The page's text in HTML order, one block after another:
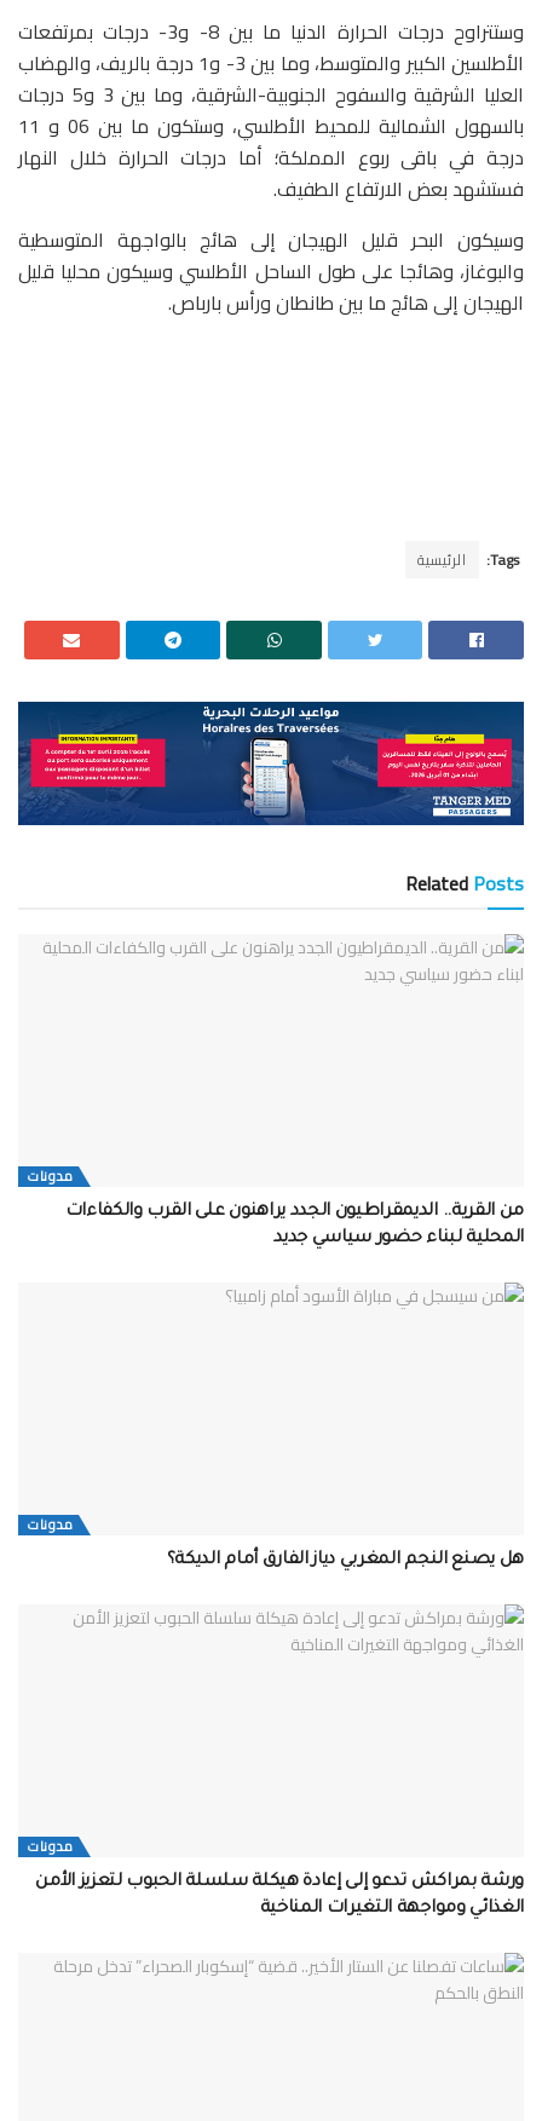
وستتراوح درجات الحرارة الدنيا ما بين 8- و3- درجات بمرتفعات
الأطلسين الكبير والمتوسط، وما بين 3- و1 درجة بالريف، والهضاب
العليا الشرقية والسفوح الجنوبية-الشرقية، وما بين 3 و5 درجات
بالسهول الشمالية للمحيط الأطلسي، وستكون ما بين 06 و 11
درجة في باقى ربوع المملكة؛ أما درجات الحرارة خلال النهار
فستشهد بعض الارتفاع الطفيف.
وسيكون البحر قليل الهيجان إلى هائج بالواجهة المتوسطية
والبوغاز، وهائجا على طول الساحل الأطلسي وسيكون محليا قليل
الهيجان إلى هائج ما بين طانطان ورأس بارباص.
Tags: الرئيسية
RelatedPosts
مدونات
من القرية.. الديمقراطيون الجدد يراهنون على القرب والكفاءات
المحلية لبناء حضور سياسي جديد
مدونات
هل يصنع النجم المغربي دياز الفارق أمام الديكة؟
مدونات
ورشة بمراكش تدعو إلى إعادة هيكلة سلسلة الحبوب لتعزيز الأمن
الغذائي ومواجهة التغيرات المناخية